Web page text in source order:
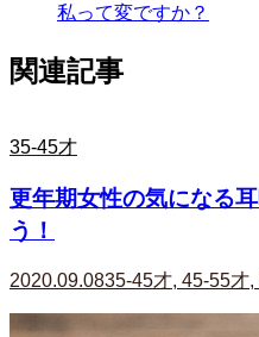
私って変ですか？
関連記事
35-45才
更年期女性の気になる
う！
2020.09.0835-45才, 45-55才,